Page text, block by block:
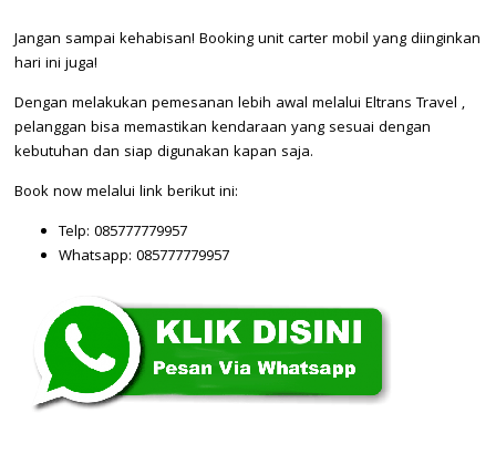
Jangan sampai kehabisan! Booking unit carter mobil yang diinginkan
hari ini juga!
Dengan melakukan pemesanan lebih awal melalui Eltrans Travel ,
pelanggan bisa memastikan kendaraan yang sesuai dengan
kebutuhan dan siap digunakan kapan saja.
Book now melalui link berikut ini:
Telp: 085777779957
Whatsapp: 085777779957